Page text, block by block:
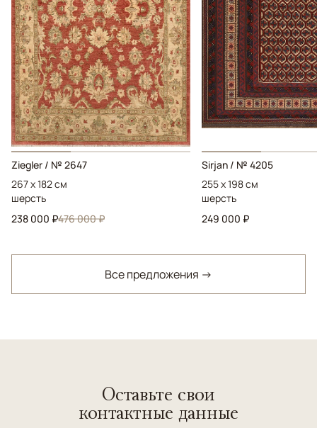
Ziegler / № 2647
267 x 182 см
шерсть
238 000 ₽476 000 ₽
Sirjan / № 4205
255 x 198 см
шерсть
249 000 ₽
Все предложения →
Оставьте свои
контактные данные